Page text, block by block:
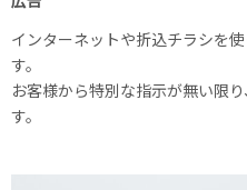
インターネットや折込チラシを
す。
お客様から特別な指示が無い限
す。